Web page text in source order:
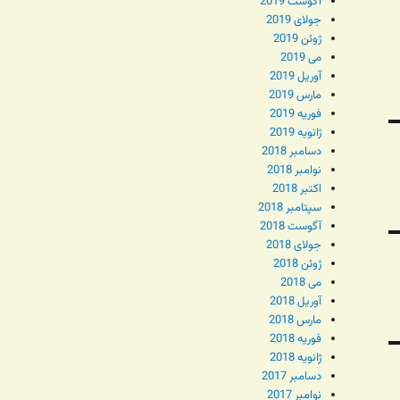
جولای 2019
ژوئن 2019
می 2019
آوریل 2019
مارس 2019
فوریه 2019
ژانویه 2019
دسامبر 2018
نوامبر 2018
اکتبر 2018
سپتامبر 2018
آگوست 2018
جولای 2018
ژوئن 2018
می 2018
آوریل 2018
مارس 2018
فوریه 2018
ژانویه 2018
دسامبر 2017
نوامبر 2017